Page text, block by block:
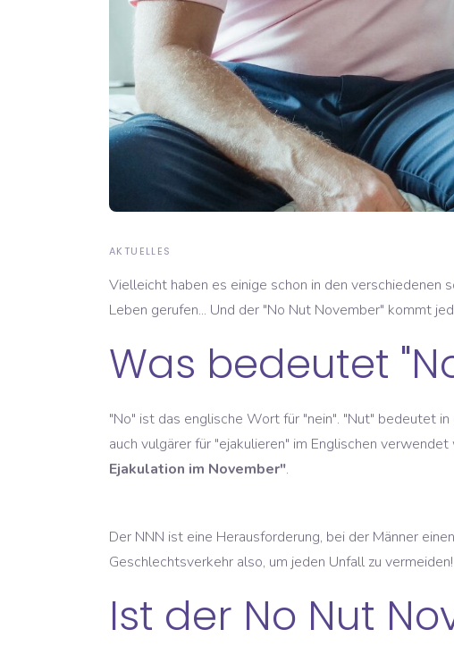
AKTUELLES
Vielleicht haben es einige schon in den verschiedenen
Leben gerufen... Und der "No Nut November" kommt
Was bedeutet
"No" ist das englische Wort für "nein". "Nut" bedeutet
auch vulgärer für "ejakulieren" im Englischen
Ejakulation im November".
Der NNN ist eine Herausforderung, bei der Männer
Geschlechtsverkehr also, um jeden Unfall zu vermeiden!
Ist der No Nut